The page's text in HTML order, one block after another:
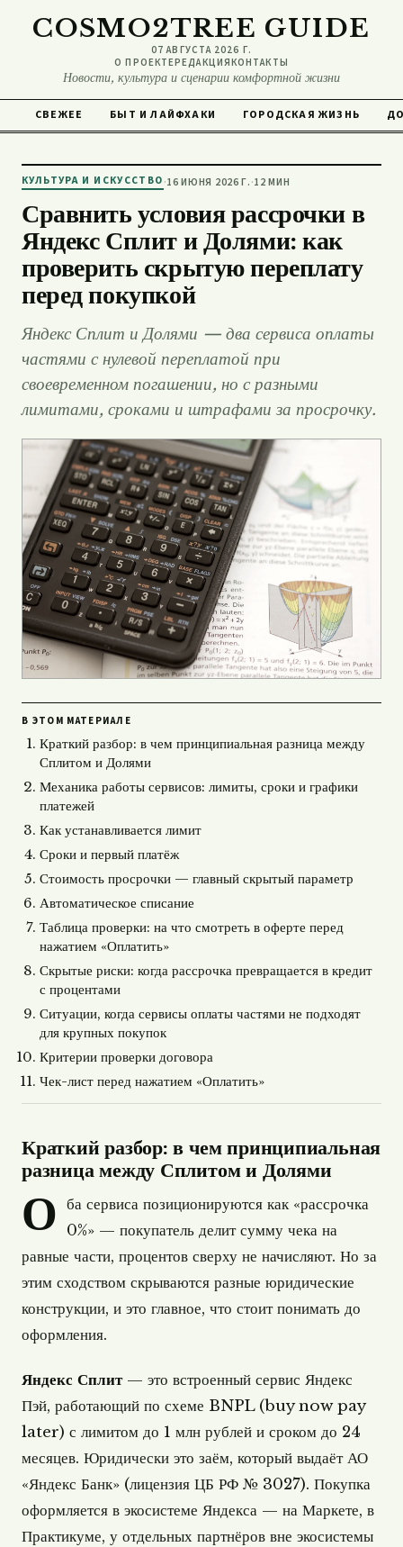
COSMO2TREE GUIDE
07 АВГУСТА 2026 Г.
О ПРОЕКТЕРЕДАКЦИЯКОНТАКТЫ
Новости, культура и сценарии комфортной жизни
СВЕЖЕЕ БЫТ И ЛАЙФХАКИ ГОРОДСКАЯ ЖИЗНЬ
КУЛЬТУРА И ИСКУССТВО·16 ИЮНЯ 2026 Г.·12 МИН
Сравнить условия рассрочки в
Яндекс Сплит и Долями: как
проверить скрытую переплату
перед покупкой
Яндекс Сплит и Долями — два сервиса оплаты
частями с нулевой переплатой при
своевременном погашении, но с разными
лимитами, сроками и штрафами за просрочку.
В ЭТОМ МАТЕРИАЛЕ
Краткий разбор: в чем принципиальная разница между
Сплитом и Долями
Механика работы сервисов: лимиты, сроки и графики
платежей
Как устанавливается лимит
Сроки и первый платёж
Стоимость просрочки — главный скрытый параметр
Автоматическое списание
Таблица проверки: на что смотреть в оферте перед
нажатием «Оплатить»
Скрытые риски: когда рассрочка превращается в кредит
с процентами
Ситуации, когда сервисы оплаты частями не подходят
для крупных покупок
Критерии проверки договора
Чек-лист перед нажатием «Оплатить»
Краткий разбор: в чем принципиальная
разница между Сплитом и Долями
О ба сервиса позиционируются как «рассрочка
0%» — покупатель делит сумму чека на
равные части, процентов сверху не начисляют. Но за
этим сходством скрываются разные юридические
конструкции, и это главное, что стоит понимать до
оформления.
Яндекс Сплит— это встроенный сервис Яндекс
Пэй, работающий по схеме BNPL (buy now pay
later) с лимитом до 1 млн рублей и сроком до 24
месяцев. Юридически это заём, который выдаёт АО
«Яндекс Банк» (лицензия ЦБ РФ № 3027). Покупка
оформляется в экосистеме Яндекса — на Маркете, в
Практикуме, у отдельных партнёров вне экосистемы